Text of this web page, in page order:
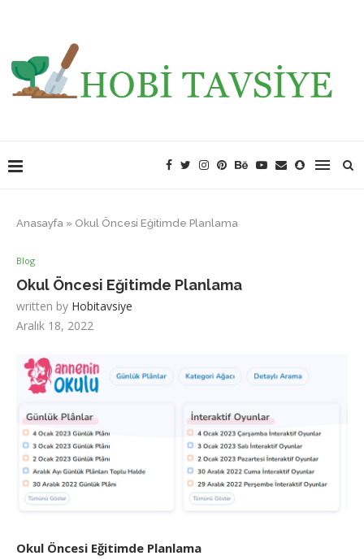
Anasayfa » Okul Öncesi Eğitimde Planlama
Blog
Okul Öncesi Eğitimde Planlama
written by Hobitavsiye
Aralık 18, 2022
Okul Öncesi Eğitimde Planlama